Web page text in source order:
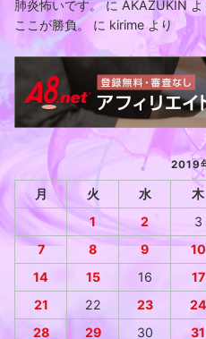
肺炎怖いです。にAKAZUKIN よ
ここが勝負。 に kirimeより
2019
月 火 水 木
1
2 3
7
8 9 10
14
15 16 17
21
22 23 24
28
29 30
31